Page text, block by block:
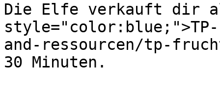
Die Elfe verkauft dir
and-ressourcen/tp-
30 Minuten.